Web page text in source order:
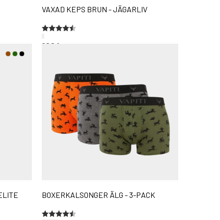
VAXAD KEPS BRUN - JÄGARLIV
199 kr
Betyg:
4.7 utav 5 stjärnor
BOXERKALSONGER ÄLG - 3-PACK
Betyg:
4.4 utav 5 stjärnor